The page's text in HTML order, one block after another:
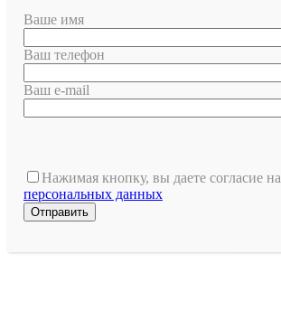
Ваше имя
Ваш телефон
Ваш e-mail
это
поле
пустым.
Нажимая кнопку, вы даете согласие на
персональных данных